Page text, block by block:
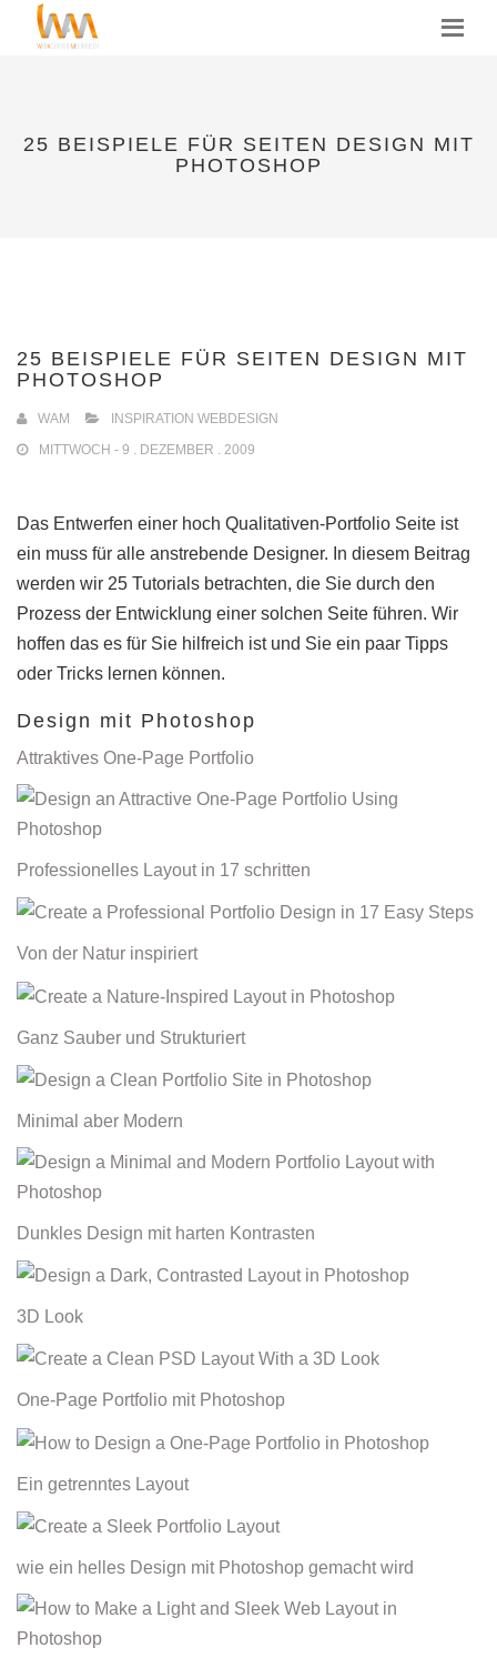
MENU
25 BEISPIELE FÜR SEITEN DESIGN MIT
PHOTOSHOP
25 BEISPIELE FÜR SEITEN DESIGN MIT
PHOTOSHOP
WAM
INSPIRATION WEBDESIGN
MITTWOCH - 9 . DEZEMBER . 2009
Das Entwerfen einer hoch Qualitativen-Portfolio Seite ist
ein muss für alle anstrebende Designer. In diesem Beitrag
werden wir 25 Tutorials betrachten, die Sie durch den
Prozess der Entwicklung einer solchen Seite führen. Wir
hoffen das es für Sie hilfreich ist und Sie ein paar Tipps
oder Tricks lernen können.
Design mit Photoshop
Attraktives One-Page Portfolio
Professionelles Layout in 17 schritten
Von der Natur inspiriert
Ganz Sauber und Strukturiert
Minimal aber Modern
Dunkles Design mit harten Kontrasten
3D Look
One-Page Portfolio mit Photoshop
Ein getrenntes Layout
wie ein helles Design mit Photoshop gemacht wird